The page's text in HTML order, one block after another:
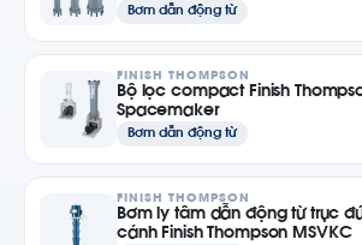
Bơm dẫn động từ
FINISH THOMPSON
Bộ lọc compact Finish
Spacemaker
Bơm dẫn động từ
FINISH THOMPSON
Bơm ly tâm dẫn động từ trục
cánh Finish Thompson MSVKC